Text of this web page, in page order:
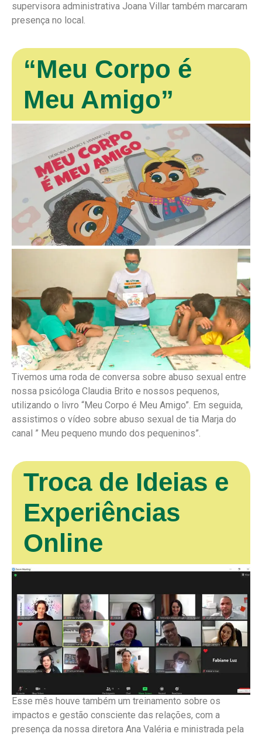
supervisora administrativa Joana Villar também marcaram
presença no local.
“Meu Corpo é
Meu Amigo”
Tivemos uma roda de conversa sobre abuso sexual entre
nossa psicóloga Claudia Brito e nossos pequenos,
utilizando o livro “Meu Corpo é Meu Amigo”. Em seguida,
assistimos o vídeo sobre abuso sexual de tia Marja do
canal ” Meu pequeno mundo dos pequeninos”.
Troca de Ideias e
Experiências
Online
Esse mês houve também um treinamento sobre os
impactos e gestão consciente das relações, com a
presença da nossa diretora Ana Valéria e ministrada pela